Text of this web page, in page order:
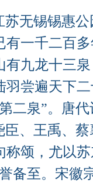
无锡锡惠
有一千二百
有九龙十三
羽尝遍天下
二泉”。唐
臣、王禹、
颂，尤以
备至。宋徽